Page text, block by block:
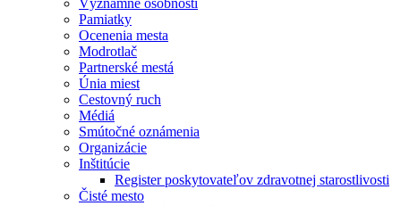
Významné osobnosti
Pamiatky
Ocenenia mesta
Modrotlač
Partnerské mestá
Únia miest
Cestovný ruch
Médiá
Smútočné oznámenia
Organizácie
Inštitúcie
Register poskytovateľov zdravotnej starostlivosti
Čisté mesto